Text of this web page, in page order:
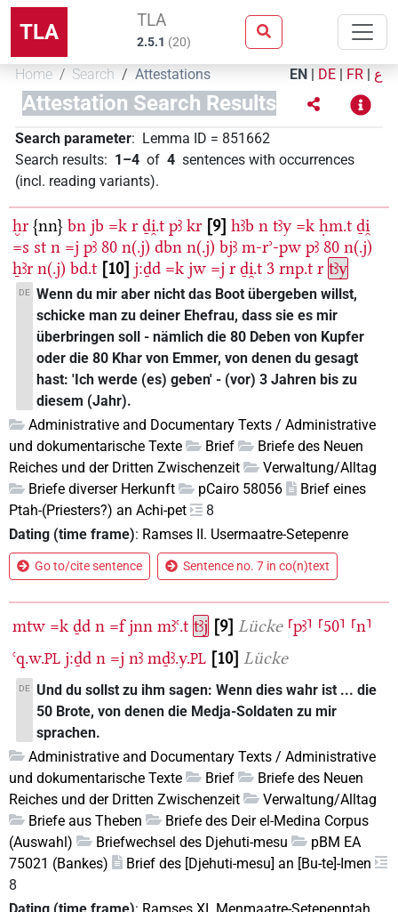
TLA TLA
2.5.1 (20)
Home Search Attestations EN | DE | FR | ع
Attestation Search Results
Search parameter: Lemma ID = 851662
Search results: 1–4 of 4 sentences with occurrences
(incl. reading variants).
ḫr {nn} bn jb =k r ḏi̯.t pꜣ kr 9 hꜣb n tꜣy =k ḥm.t ḏi̯
=s st n =j pꜣ 80 n(.j) dbn n(.j) bjꜣ m-rʾ-pw pꜣ 80 n(.j)
ẖꜣr n(.j) bd.t 10 j:ḏd =k jw =j r ḏi̯.t 3 rnp.t r tꜣy
DE Wenn du mir aber nicht das Boot übergeben willst,
schicke man zu deiner Ehefrau, dass sie es mir
überbringen soll - nämlich die 80 Deben von Kupfer
oder die 80 Khar von Emmer, von denen du gesagt
hast: 'Ich werde (es) geben' - (vor) 3 Jahren bis zu
diesem (Jahr).
Administrative and Documentary Texts / Administrative
und dokumentarische Texte
Brief
Briefe des Neuen
Reiches und der Dritten Zwischenzeit
Verwaltung/Alltag
Briefe diverser Herkunft
pCairo 58056
Brief eines
Ptah-(Priesters?) an Achi-pet
8
Dating (time frame): Ramses II. Usermaatre-Setepenre
Go to/cite sentence Sentence no. 7 in co(n)text
mtw =k ḏd n =f jnn mꜣꜥ.t tꜣj 9 Lücke ⸢pꜣ⸣ ⸢50⸣ ⸢n⸣
ꜥq.w.PL j:ḏd n =j nꜣ mḏꜣ.y.PL 10 Lücke
DE
Und du sollst zu ihm sagen: Wenn dies wahr ist ... die
50 Brote, von denen die Medja-Soldaten zu mir
sprachen.
Administrative and Documentary Texts / Administrative
und dokumentarische Texte
Brief
Briefe des Neuen
Reiches und der Dritten Zwischenzeit
Verwaltung/Alltag
Briefe aus Theben
Briefe des Deir el-Medina Corpus
(Auswahl)
Briefwechsel des Djehuti-mesu
pBM EA
75021 (Bankes)
Brief des [Djehuti-mesu] an [Bu-te]-Imen
8